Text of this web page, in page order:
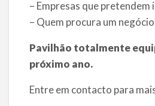
– Empresas que
– Quem procura um
Pavilhão totalmente
próximo ano.
Entre em contacto para